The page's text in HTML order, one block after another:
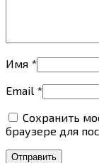
Имя *
Email *
Сохранить
браузере для